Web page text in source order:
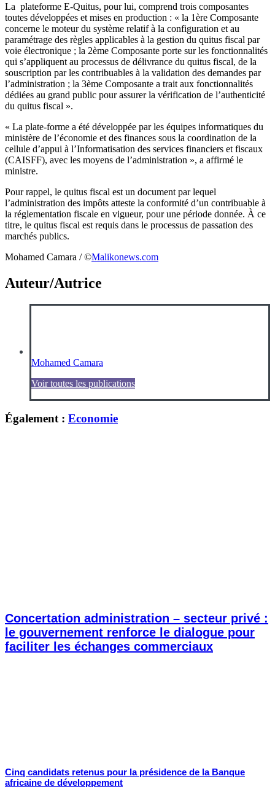
La plateforme E-Quitus, pour lui, comprend trois composantes
toutes développées et mises en production : « la 1ère Composante
concerne le moteur du système relatif à la configuration et au
paramétrage des règles applicables à la gestion du quitus fiscal par
voie électronique ; la 2ème Composante porte sur les fonctionnalités
qui s’appliquent au processus de délivrance du quitus fiscal, de la
souscription par les contribuables à la validation des demandes par
l’administration ; la 3ème Composante a trait aux fonctionnalités
dédiées au grand public pour assurer la vérification de l’authenticité
du quitus fiscal ».
« La plate-forme a été développée par les équipes informatiques du
ministère de l’économie et des finances sous la coordination de la
cellule d’appui à l’Informatisation des services financiers et fiscaux
(CAISFF), avec les moyens de l’administration », a affirmé le
ministre.
Pour rappel, le quitus fiscal est un document par lequel
l’administration des impôts atteste la conformité d’un contribuable à
la réglementation fiscale en vigueur, pour une période donnée. À ce
titre, le quitus fiscal est requis dans le processus de passation des
marchés publics.
Mohamed Camara / ©️Malikonews.com
Auteur/Autrice
Mohamed Camara
Voir toutes les publications
Également : Economie
Concertation administration – secteur privé :
le gouvernement renforce le dialogue pour
faciliter les échanges commerciaux
Cinq candidats retenus pour la présidence de la Banque
africaine de développement